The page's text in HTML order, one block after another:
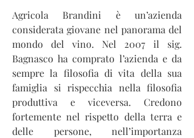
Agricola Brandini è un’azienda
considerata giovane nel panorama del
mondo del vino. Nel 2007 il sig.
Bagnasco ha comprato l’azienda e da
sempre la filosofia di vita della sua
famiglia si rispecchia nella filosofia
produttiva e viceversa. Credono
fortemente nel rispetto della terra e
delle persone, nell’importanza